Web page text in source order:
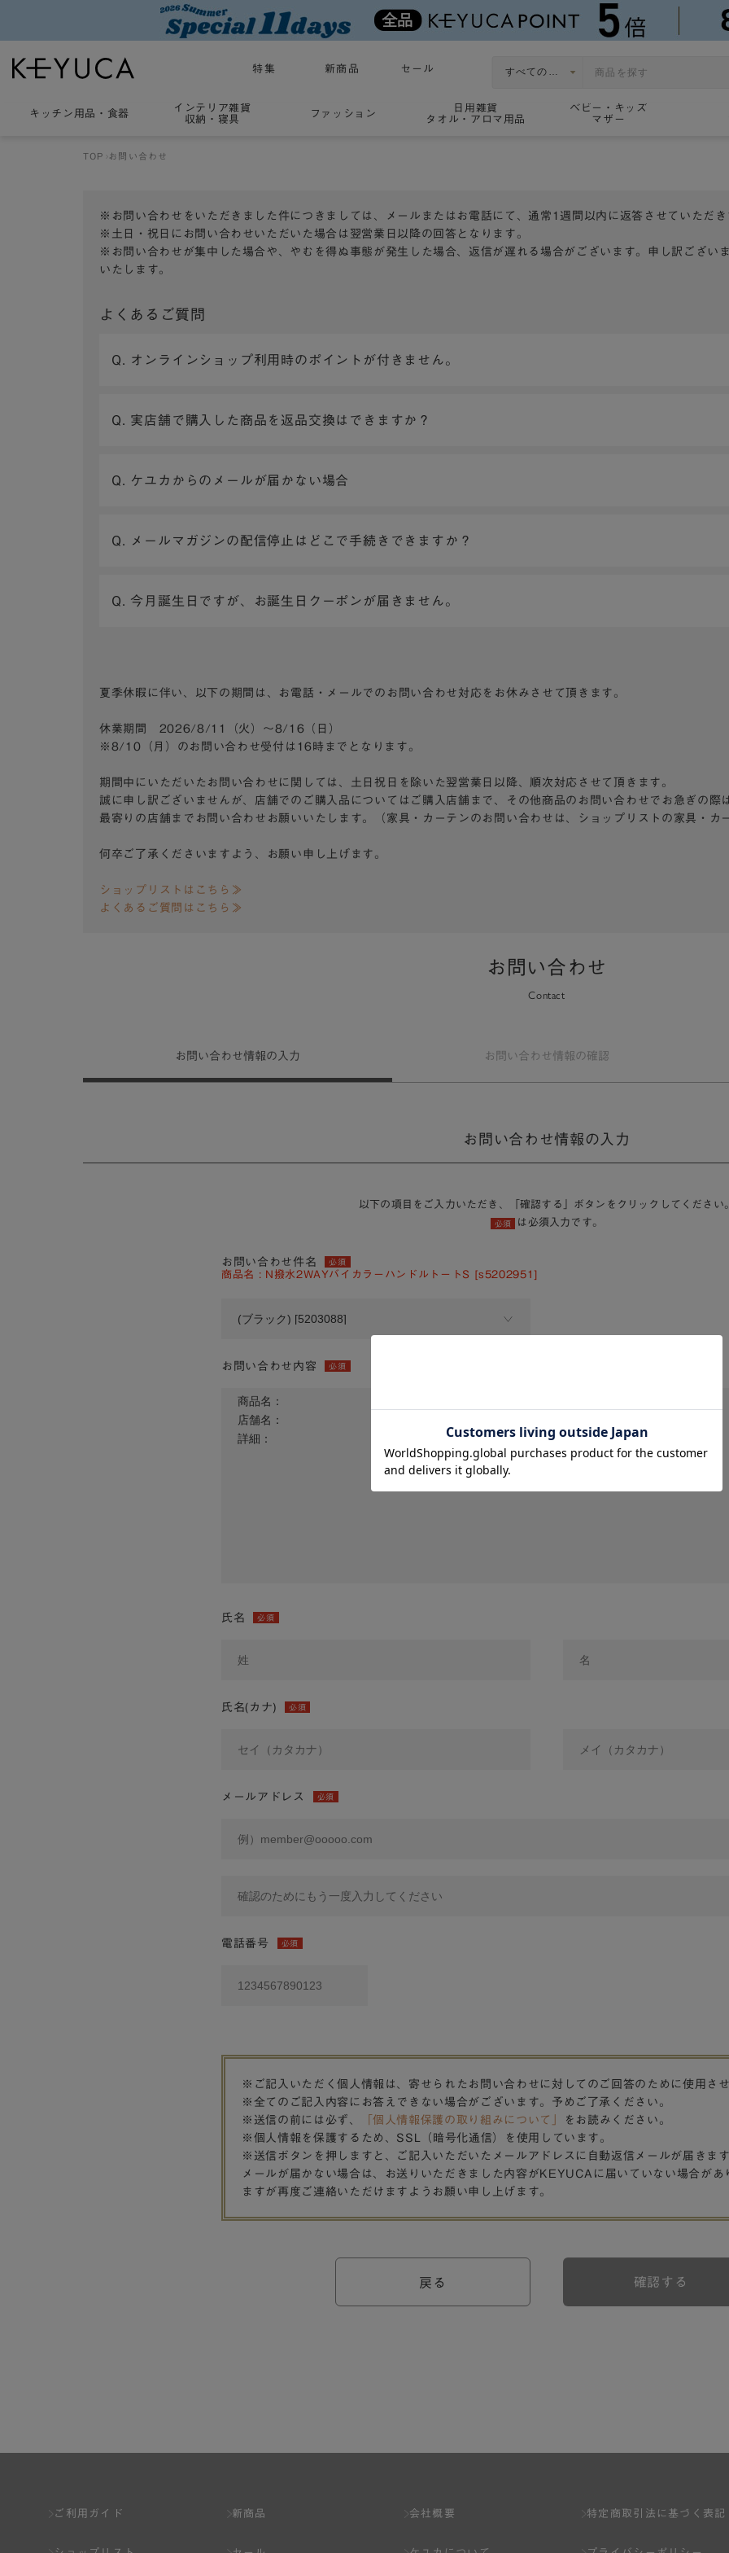
特集 新商品 セール
キッチン用品 ・ 食器
インテリア雑貨
収納・寝具
ファッション
日用雑貨
タオル・アロマ用品
ベビー・キッズ
マザー
TOP お問い合わせ
※お問い合わせをいただきました件につきましては、メールまたはお電話にて、通常1週間以内に返答させていただ
※土日・祝日にお問い合わせいただいた場合は翌営業日以降の回答となります。
※お問い合わせが集中した場合や、やむを得ぬ事態が発生した場合、返信が遅れる場合がございます。申し訳ござい
いたします。
よくあるご質問
Q. オンラインショップ利用時のポイントが付きません。
Q. 実店舗で購入した商品を返品交換はできますか？
Q. ケユカからのメールが届かない場合
Q. メールマガジンの配信停止はどこで手続きできますか？
Q. 今月誕生日ですが、お誕生日クーポンが届きません。
夏季休暇に伴い、以下の期間は、お電話・メールでのお問い合わせ対応をお休みさせて頂きます。
休業期間 2026/8/11（火）～8/16（日）
※8/10（月）のお問い合わせ受付は16時までとなります。
期間中にいただいたお問い合わせに関しては、土日祝日を除いた翌営業日以降、順次対応させて頂きます。
誠に申し訳ございませんが、店舗でのご購入品についてはご購入店舗まで、その他商品のお問い合わせでお急ぎの際
最寄りの店舗までお問い合わせお願いいたします。（家具・カーテンのお問い合わせは、ショップリストの家具・カ
何卒ご了承くださいますよう、お願い申し上げます。
ショップリストはこちら≫
よくあるご質問はこちら≫
お問い合わせ
Contact
お問い合わせ情報の入力 お問い合わせ 情報の確認
お問い合わせ情報の入力
以下の項目をご入力いただき、「確認する」ボタンをクリックしてください
必須 は必須入力です。
お問い合わせ件名 必須
商品名 : N撥水2WAYバイカラーハンドルトートS [s5202951]
お問い合わせ内容 必須
氏名 必須
氏名(カナ) 必須
メールアドレス 必須
電話番号 必須
※ご記入いただく個人情報は、寄せられたお問い合わせに対してのご回答のために使用さ
※全てのご記入内容にお答えできない場合がございます。予めご了承ください。
※送信の前には必ず、
「個人情報保護の取り組みについて」
をお読みください。
※個人情報を保護するため、SSL（暗号化通信）を使用しています。
※送信ボタンを押しますと、ご記入いただいたメールアドレスに自動返信メールが届きま
メールが届かない場合は、お送りいただきました内容がKEYUCAに届いていない場合があ
ますが再度ご連絡いただけますようお願い申し上げます。
戻る 確認する
ご利用ガイド 新商品 会社概要 特定商取引法に基づく表記